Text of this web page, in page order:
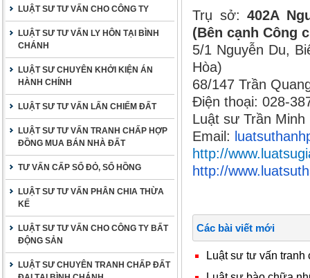
LUẬT SƯ TƯ VẤN CHO CÔNG TY
LUẬT SƯ TƯ VẤN LY HÔN TẠI BÌNH
CHÁNH
LUẬT SƯ CHUYÊN KHỞI KIỆN ÁN
HÀNH CHÍNH
LUẬT SƯ TƯ VẤN LẤN CHIẾM ĐẤT
LUẬT SƯ TƯ VẤN TRANH CHẤP HỢP
ĐỒNG MUA BÁN NHÀ ĐẤT
TƯ VẤN CẤP SỔ ĐỎ, SỔ HỒNG
LUẬT SƯ TƯ VẤN PHÂN CHIA THỪA
KẾ
LUẬT SƯ TƯ VẤN CHO CÔNG TY BẤT
ĐỘNG SẢN
LUẬT SƯ CHUYÊN TRANH CHẤP ĐẤT
Trụ sở: 402A
(Bên cạnh Công
5/1 Nguyễn Du,
Hòa)
68/147 Trần
Điện thoại: 028-
Luật sư Trần Minh
Email:
http://
http://
Các bài viết mới
Luật sư tư vấn